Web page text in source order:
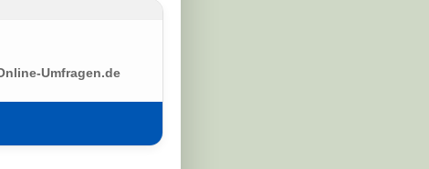
Umfragen.de